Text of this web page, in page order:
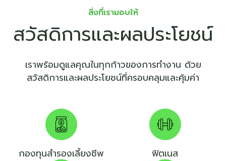
สิ่งที่เรามอบให้
สวัสดิการและผลประโยชน์
เราพร้อมดูแลคุณในทุกก้าวของการทำงาน ด้วย
สวัสดิการและผลประโยชน์ที่ครอบคลุมและคุ้มค่า
กองทุนสำรองเลี้ยงชีพ ฟิตเนส